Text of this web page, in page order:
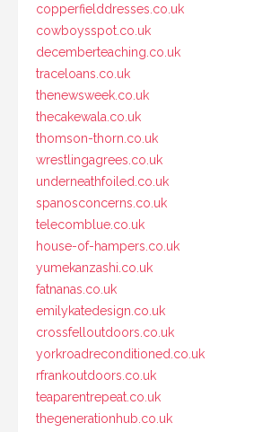
copperfielddresses.co.uk
cowboysspot.co.uk
decemberteaching.co.uk
traceloans.co.uk
thenewsweek.co.uk
thecakewala.co.uk
thomson-thorn.co.uk
wrestlingagrees.co.uk
underneathfoiled.co.uk
spanosconcerns.co.uk
telecomblue.co.uk
house-of-hampers.co.uk
yumekanzashi.co.uk
fatnanas.co.uk
emilykatedesign.co.uk
crossfelloutdoors.co.uk
yorkroadreconditioned.co.uk
rfrankoutdoors.co.uk
teaparentrepeat.co.uk
thegenerationhub.co.uk